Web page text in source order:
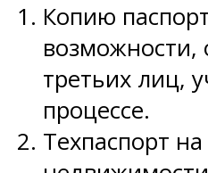
Копию
возможности,
третьих лиц,
процессе.
Техпаспорт